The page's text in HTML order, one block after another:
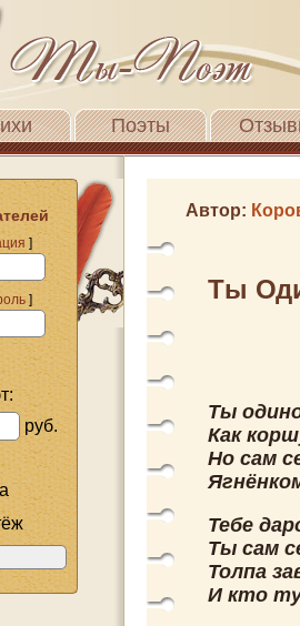
Поэты
]
]
руб.
Автор:
Ты
Ты
Как
Но сам
Тебе
Ты сам
Толпа
И кто